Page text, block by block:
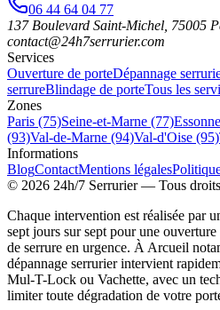
06 44 64 04 77
137 Boulevard Saint-Michel 75005
contact@24h7serrurier.com
Services
Ouverture de porteDépannage
serrureBlindage de porteTous les
Zones
Paris (75)Seine-et-Marne (77)
(93)Val-de-Marne (94)Val-d'Oise (95)
Informations
BlogContactMentions légales
© 2026 24h/7 Serrurier— Tous droits
Chaque intervention est réalisée par
sept jours sur sept pour une
de serrure en urgence. À Arcueil
dépannage serrurier intervient
Mul-T-Lock ou Vachette, avec un
limiter toute dégradation de votre